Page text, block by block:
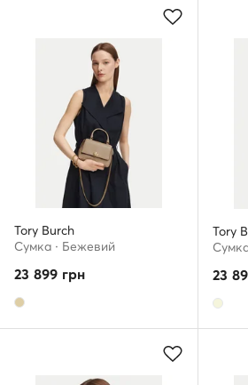
Tory Burch
Сумка · Бежевий
23 899 грн
Tory
23